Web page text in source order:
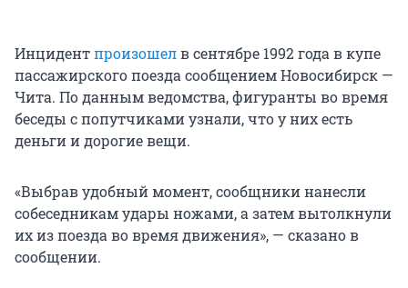
Инцидентпроизошелв сентябре 1992 года в купе
пассажирского поезда сообщением Новосибирск —
Чита. По данным ведомства, фигуранты во время
беседы с попутчиками узнали, что у них есть
деньги и дорогие вещи.
«Выбрав удобный момент, сообщники нанесли
собеседникам удары ножами, а затем вытолкнули
их из поезда во время движения», — сказано в
сообщении.